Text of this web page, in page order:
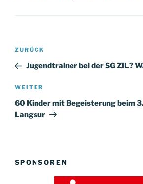
Beitragsnavigation
Vorheriger
Beitrag
ZURÜCK
Jugendtrainer bei der SG ZIL?
Nächster
Beitrag
WEITER
60 Kinder mit Begeisterung beim
Langsur
SPONSOREN